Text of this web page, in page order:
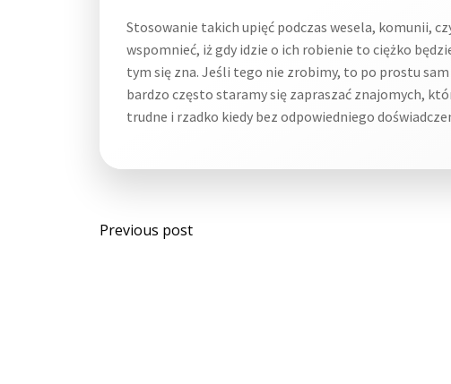
Stosowanie takich upięć podczas wesela, komunii,
wspomnieć, iż gdy idzie o ich robienie to ciężko
tym się zna. Jeśli tego nie zrobimy, to po prostu
bardzo często staramy się zapraszać znajomych,
trudne i rzadko kiedy bez odpowiedniego
Post
Previous post